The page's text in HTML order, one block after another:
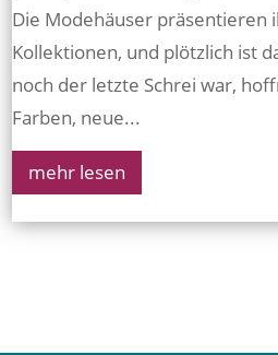
Die Modehäuser präsentieren
Kollektionen, und plötzlich ist
noch der letzte Schrei war,
Farben, neue...
mehr lesen